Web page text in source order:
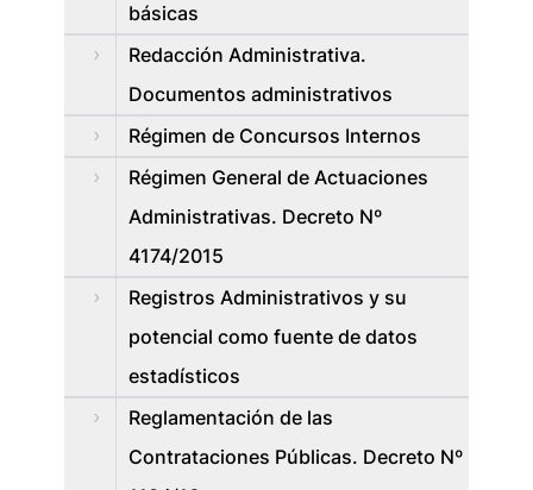
básicas
Redacción Administrativa.
Documentos administrativos
Régimen de Concursos Internos
Régimen General de Actuaciones
Administrativas. Decreto Nº
4174/2015
Registros Administrativos y su
potencial como fuente de datos
estadísticos
Reglamentación de las
Contrataciones Públicas. Decreto Nº